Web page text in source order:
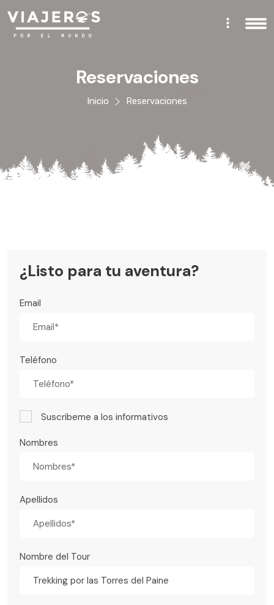
Reservaciones
Inicio Reservaciones
¿Listo para tu aventura?
Email
Teléfono
Suscribeme a los informativos
Nombres
Apellidos
Nombre del Tour
Trekking por las Torres del Paine